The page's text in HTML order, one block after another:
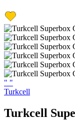
" "
Turkcell
Turkcell